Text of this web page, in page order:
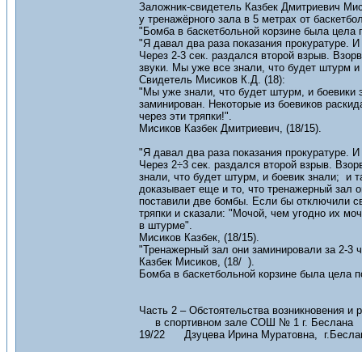
Заложник-свидетель Казбек Дмитриевич
у тренажёрного зала в 5 метрах от
"Бомба в баскетбольной корзине была цела
"Я давал два раза показания прокуратуре.
Через 2-3 сек. раздался второй взрыв.
звуки. Мы уже все знали, что будет штурм
Свидетель Мисиков К.Д. (18):
"Мы уже знали, что будет штурм, и боевики
заминирован. Некоторые из боевиков
через эти тряпки!".
Мисиков Казбек Дмитриевич, (18/15).
"Я давал два раза показания прокуратуре.
Через 2÷3 сек. раздался второй взрыв.
знали, что будет штурм, и боевик знали; и
доказывает еще и то, что тренажерный зал
поставили две бомбы. Если бы отключили
тряпки и сказали: "Мочой, чем угодно их
в штурме".
Мисиков Казбек, (18/15).
"Тренажерный зал они заминировали за 2-
Казбек Мисиков, (18/ ).
Бомба в баскетбольной корзине была цела
Часть 2 – Обстоятельства возникновения и
в спортивном зале СОШ № 1 г. Беслана
19/22 Дзуцева Ирина Муратовна,